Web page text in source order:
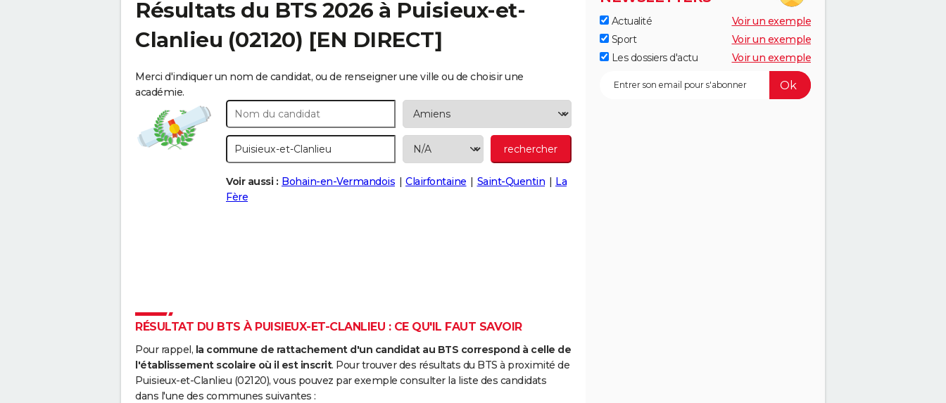
Résultats du BTS 2026 à Puisieux-et-
Clanlieu (02120) [EN DIRECT]
Merci d'indiquer un nom de candidat, ou de renseigner une ville ou de choisir une
académie.
Voir aussi : Bohain-en-Vermandois Clairfontaine Saint-Quentin
La
Fère
RÉSULTAT DU BTS À PUISIEUX-ET-CLANLIEU : CE QU'IL FAUT SAVOIR
Pour rappel, la commune de rattachement d'un candidat au BTS correspond à celle de
l'établissement scolaire où il est inscrit. Pour trouver des résultats du BTS à proximité de
Puisieux-et-Clanlieu (02120), vous pouvez par exemple consulter la liste des candidats
dans l'une des communes suivantes :
Actualité
Voir un exemple
Sport
Voir un exemple
Les dossiers d'actu
Voir un exemple